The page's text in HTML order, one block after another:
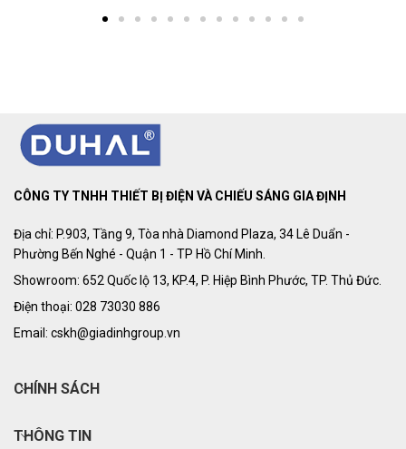
CÔNG TY TNHH THIẾT BỊ ĐIỆN VÀ CHIẾU SÁNG GIA ĐỊNH
Địa chỉ: P.903, Tầng 9, Tòa nhà Diamond Plaza, 34 Lê Duẩn -
Phường Bến Nghé - Quận 1 - TP Hồ Chí Minh.
Showroom: 652 Quốc lộ 13, KP.4, P. Hiệp Bình Phước, TP. Thủ Đức.
Điện thoại: 028 73030 886
Email: cskh@giadinhgroup.vn
CHÍNH SÁCH
THÔNG TIN